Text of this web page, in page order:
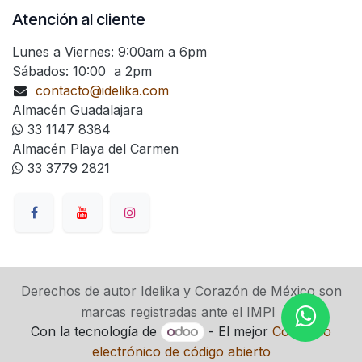
Atención al cliente
Lunes a Viernes: 9:00am a 6pm
Sábados: 10:00 a 2pm
contacto@idelika.com
Almacén Guadalajara
33 1147 8384
Almacén Playa del Carmen
33 3779 2821
Derechos de autor Idelika y Corazón de México son
marcas registradas ante el IMPI
Con la tecnología de
- El mejorComercio
electrónico de código abierto